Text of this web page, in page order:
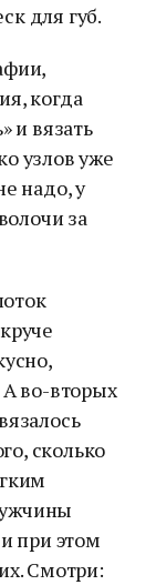
для губ.
когда
и вязать
узлов уже
надо, у
за
во-вторых
сколько
при этом
Смотри: